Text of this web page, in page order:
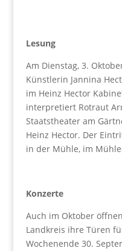
Lesung
Am Dienstag, 3.
Künstlerin Jannina
im Heinz Hector
interpretiert Rotraut
Staatstheater am
Heinz Hector. Der
in der Mühle, im
Konzerte
Auch im Oktober
Landkreis ihre Türen
Wochenende 30.